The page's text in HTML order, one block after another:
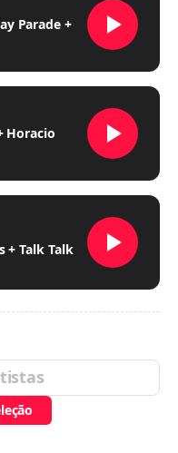
Parade +
Horacio
+ Talk Talk